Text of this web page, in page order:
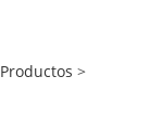
Productos >